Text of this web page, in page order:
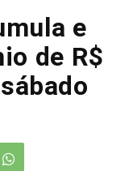
e
de R$